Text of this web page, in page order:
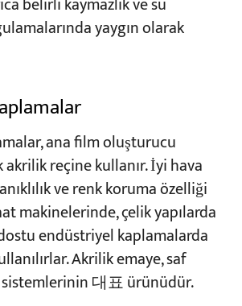
belirli kaymazlık ve su
yaygın olarak
ana film oluşturucu
reçine kullanır. İyi hava
ve renk koruma özelliği
makinelerinde, çelik yapılarda
endüstriyel kaplamalarda
Akrilik emaye, saf
대표 ürünüdür.